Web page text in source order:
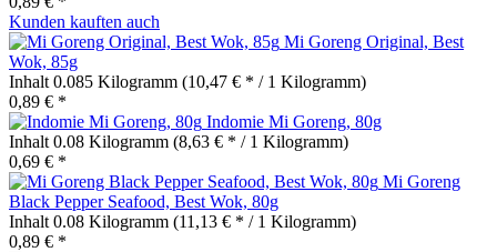
Kunden kauften auch
Mi Goreng Original, Best
Wok, 85g
Inhalt 0.085 Kilogramm (10,47 € * / 1 Kilogramm)
0,89 € *
Indomie Mi Goreng, 80g
Inhalt 0.08 Kilogramm (8,63 € * / 1 Kilogramm)
0,69 € *
Mi Goreng
Black Pepper Seafood, Best Wok, 80g
Inhalt 0.08 Kilogramm (11,13 € * / 1 Kilogramm)
0,89 € *